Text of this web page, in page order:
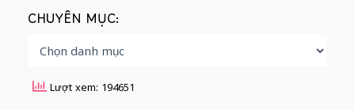
CHUYÊN MỤC:
Lượt xem: 194651